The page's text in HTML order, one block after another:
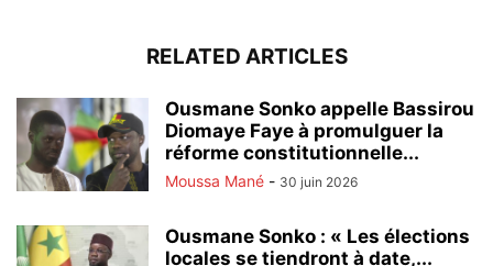
RELATED ARTICLES
Ousmane Sonko appelle Bassirou
Diomaye Faye à promulguer la
réforme constitutionnelle...
Moussa Mané - 30 juin 2026
Ousmane Sonko : « Les élections
locales se tiendront à date,...